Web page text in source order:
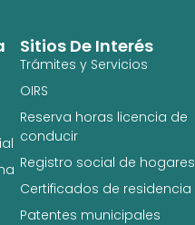
Sitios De Interés
Trámites y Servicios
OIRS
Reserva horas licencia de
conducir
Registro social de hogares
Certificados de residencia
Patentes municipales